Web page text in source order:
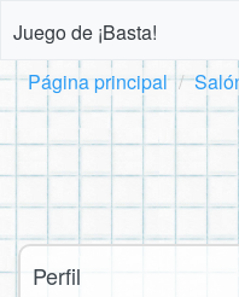
Juego de ¡Basta!
Página principal
Perfil